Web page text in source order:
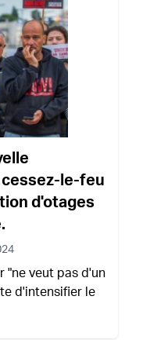
le-feu
d'otages
"ne veut pas d'un
d'intensifier le